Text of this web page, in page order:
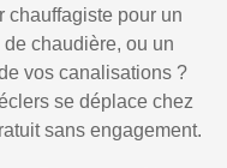
chauffagiste pour un
chaudière, ou un
vos canalisations ?
se déplace chez
sans engagement.